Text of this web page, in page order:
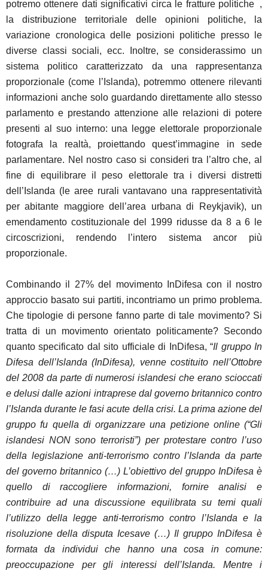
potremo ottenere dati significativi circa le fratture politiche ,
la distribuzione territoriale delle opinioni politiche, la
variazione cronologica delle posizioni politiche presso le
diverse classi sociali, ecc. Inoltre, se considerassimo un
sistema politico caratterizzato da una rappresentanza
proporzionale (come l’Islanda), potremmo ottenere rilevanti
informazioni anche solo guardando direttamente allo stesso
parlamento e prestando attenzione alle relazioni di potere
presenti al suo interno: una legge elettorale proporzionale
fotografa la realtà, proiettando quest’immagine in sede
parlamentare. Nel nostro caso si consideri tra l’altro che, al
fine di equilibrare il peso elettorale tra i diversi distretti
dell’Islanda (le aree rurali vantavano una rappresentatività
per abitante maggiore dell’area urbana di Reykjavik), un
emendamento costituzionale del 1999 ridusse da 8 a 6 le
circoscrizioni, rendendo l’intero sistema ancor più
proporzionale.
Combinando il 27% del movimento InDifesa con il nostro
approccio basato sui partiti, incontriamo un primo problema.
Che tipologie di persone fanno parte di tale movimento? Si
tratta di un movimento orientato politicamente? Secondo
quanto specificato dal sito ufficiale di InDifesa, “Il gruppo In
Difesa dell’Islanda (InDifesa), venne costituito nell’Ottobre
del 2008 da parte di numerosi islandesi che erano scioccati
e delusi dalle azioni intraprese dal governo britannico contro
l’Islanda durante le fasi acute della crisi. La prima azione del
gruppo fu quella di organizzare una petizione online (“Gli
islandesi NON sono terroristi”) per protestare contro l’uso
della legislazione anti-terrorismo contro l’Islanda da parte
del governo britannico (…) L’obiettivo del gruppo InDifesa è
quello di raccogliere informazioni, fornire analisi e
contribuire ad una discussione equilibrata su temi quali
l’utilizzo della legge anti-terrorismo contro l’Islanda e la
risoluzione della disputa Icesave (…) Il gruppo InDifesa è
formata da individui che hanno una cosa in comune:
preoccupazione per gli interessi dell’Islanda. Mentre i